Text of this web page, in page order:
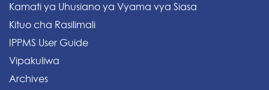
Kamati ya Uhusiano ya Vyama vya Siasa
Kituo cha Rasilimali
IPPMS User Guide
Vipakuliwa
Archives